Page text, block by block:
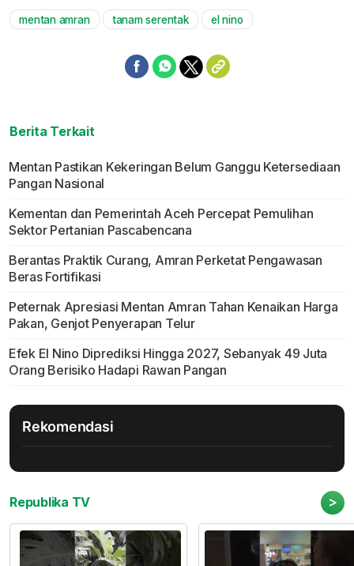
mentan amran tanam serentak el nino
Berita Terkait
Mentan Pastikan Kekeringan Belum Ganggu Ketersediaan
Pangan Nasional
Kementan dan Pemerintah Aceh Percepat Pemulihan
Sektor Pertanian Pascabencana
Berantas Praktik Curang, Amran Perketat Pengawasan
Beras Fortifikasi
Peternak Apresiasi Mentan Amran Tahan Kenaikan Harga
Pakan, Genjot Penyerapan Telur
Efek El Nino Diprediksi Hingga 2027, Sebanyak 49 Juta
Orang Berisiko Hadapi Rawan Pangan
Rekomendasi
Republika TV >